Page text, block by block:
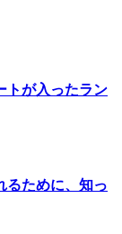
トが入ったラン
るために、知っ